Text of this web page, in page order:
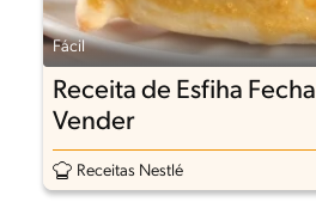
Fácil
Receita de Esfiha
Vender
Receitas Nestlé